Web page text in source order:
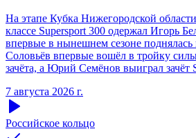
На этапе Кубка Нижегородской
классе Supersport 300 одержал Игорь
впервые в нынешнем сезоне
Соловьёв впервые вошёл в тройку
зачёта, а Юрий Семёнов выиграл зачёт
7 августа 2026 г.
Российское кольцо